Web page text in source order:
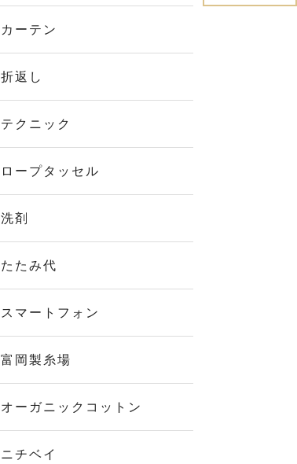
カーテン
折返し
テクニック
ロープタッセル
洗剤
たたみ代
スマートフォン
富岡製糸場
オーガニックコットン
ニチベイ